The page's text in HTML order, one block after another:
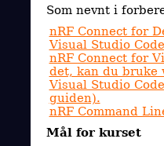
Som nevnt i
nRF Connect for
Visual Studio Code
nRF Connect for
det, kan du bruke
Visual Studio
guiden).
nRF Command
Mål for kurset